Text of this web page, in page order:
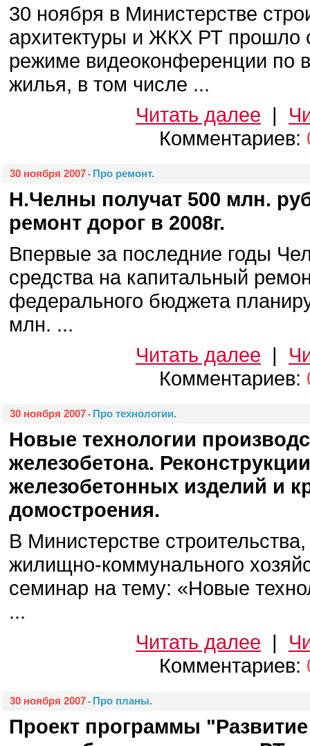
30 ноября в Министерстве
архитектуры и ЖКХ РТ прошло
режиме видеоконференции по
жилья, в том числе ...
Читать далее |
Комментариев:
30 ноября 2007 - Про ремонт.
Н.Челны получат 500 млн.
ремонт дорог в 2008г.
Впервые за последние годы
средства на капитальный
федерального бюджета
млн. ...
Читать далее |
Комментариев:
30 ноября 2007 - Про технологии.
Новые технологии
железобетона.
железобетонных изделий и
домостроения.
В Министерстве
жилищно-коммунального
семинар на тему: «Новые
...
Читать далее |
Комментариев:
30 ноября 2007 - Про планы.
Проект программы "Развитие